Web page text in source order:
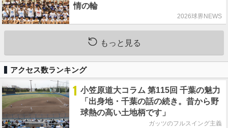
情の輪
2026球界NEWS
もっと見る
アクセス数ランキング
1 小笠原道大コラム 第115回 千葉の魅力
「出身地・千葉の話の続き。昔から野
球熱の高い土地柄です」
ガッツのフルスイング主義